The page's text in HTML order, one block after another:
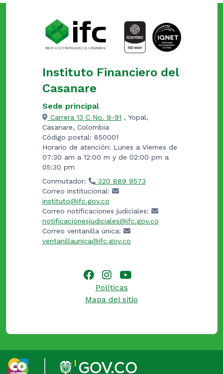
Instituto Financiero del
Casanare
Sede principal
Carrera 13 C No. 9-91 , Yopal,
Casanare, Colombia
Código postal: 850001
Horario de atención: Lunes a Viernes de
07:30 am a 12:00 m y de 02:00 pm a
05:30 pm
Conmutador:
320 889 9573
Correo institucional:
instituto@ifc.gov.co
Correo notificaciones judiciales:
notificacionesjudiciales@ifc.gov.co
Correo ventanilla única:
ventanillaunica@ifc.gov.co
Políticas
Mapa del sitio